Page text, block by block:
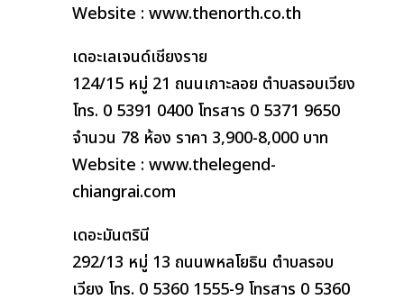
Website : www.thenorth.co.th
เดอะเลเจนด์เชียงราย
124/15 หมู่ 21 ถนนเกาะลอย ตำบลรอบเวียง
โทร. 0 5391 0400 โทรสาร 0 5371 9650
จำนวน 78 ห้อง ราคา 3,900-8,000 บาท
Website : www.thelegend-
chiangrai.com
เดอะมันตรินี
292/13 หมู่ 13 ถนนพหลโยธิน ตำบลรอบ
เวียง โทร. 0 5360 1555-9 โทรสาร 0 5360